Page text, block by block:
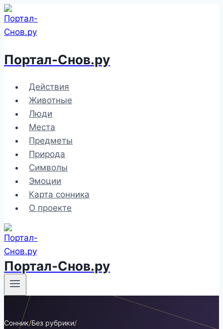
Перейти
к
содержимому
Портал-Снов.ру
Действия
Животные
Люди
Места
Предметы
Природа
Символы
Эмоции
Карта сонника
О проекте
Портал-Снов.ру
Сонник/Без рубрики/